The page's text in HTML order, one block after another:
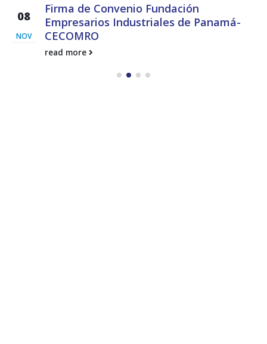
08
NOV
Firma de Convenio Fundación
Empresarios Industriales de Panamá-
CECOMRO
read more